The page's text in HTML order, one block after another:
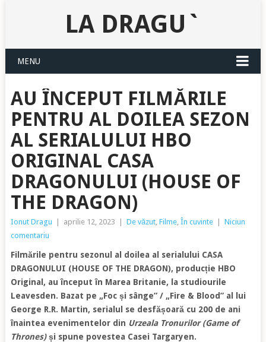
LA DRAGU`
MENU
AU ÎNCEPUT FILMĂRILE
PENTRU AL DOILEA SEZON
AL SERIALULUI HBO
ORIGINAL CASA
DRAGONULUI (HOUSE OF
THE DRAGON)
Ionut Dragu aprilie 12, 2023 De văzut, Filme, În cuvinte
Niciun
comentariu
Filmările pentru sezonul al doilea al serialului CASA
DRAGONULUI (HOUSE OF THE DRAGON), producție HBO
Original, au început în Marea Britanie, la studiourile
Leavesden. Bazat pe „Foc și sânge” / „Fire & Blood” al lui
George R.R. Martin, serialul se desfășoară cu 200 de ani
înaintea evenimentelor din Urzeala Tronurilor (Game of
Thrones)și spune povestea Casei Targaryen.